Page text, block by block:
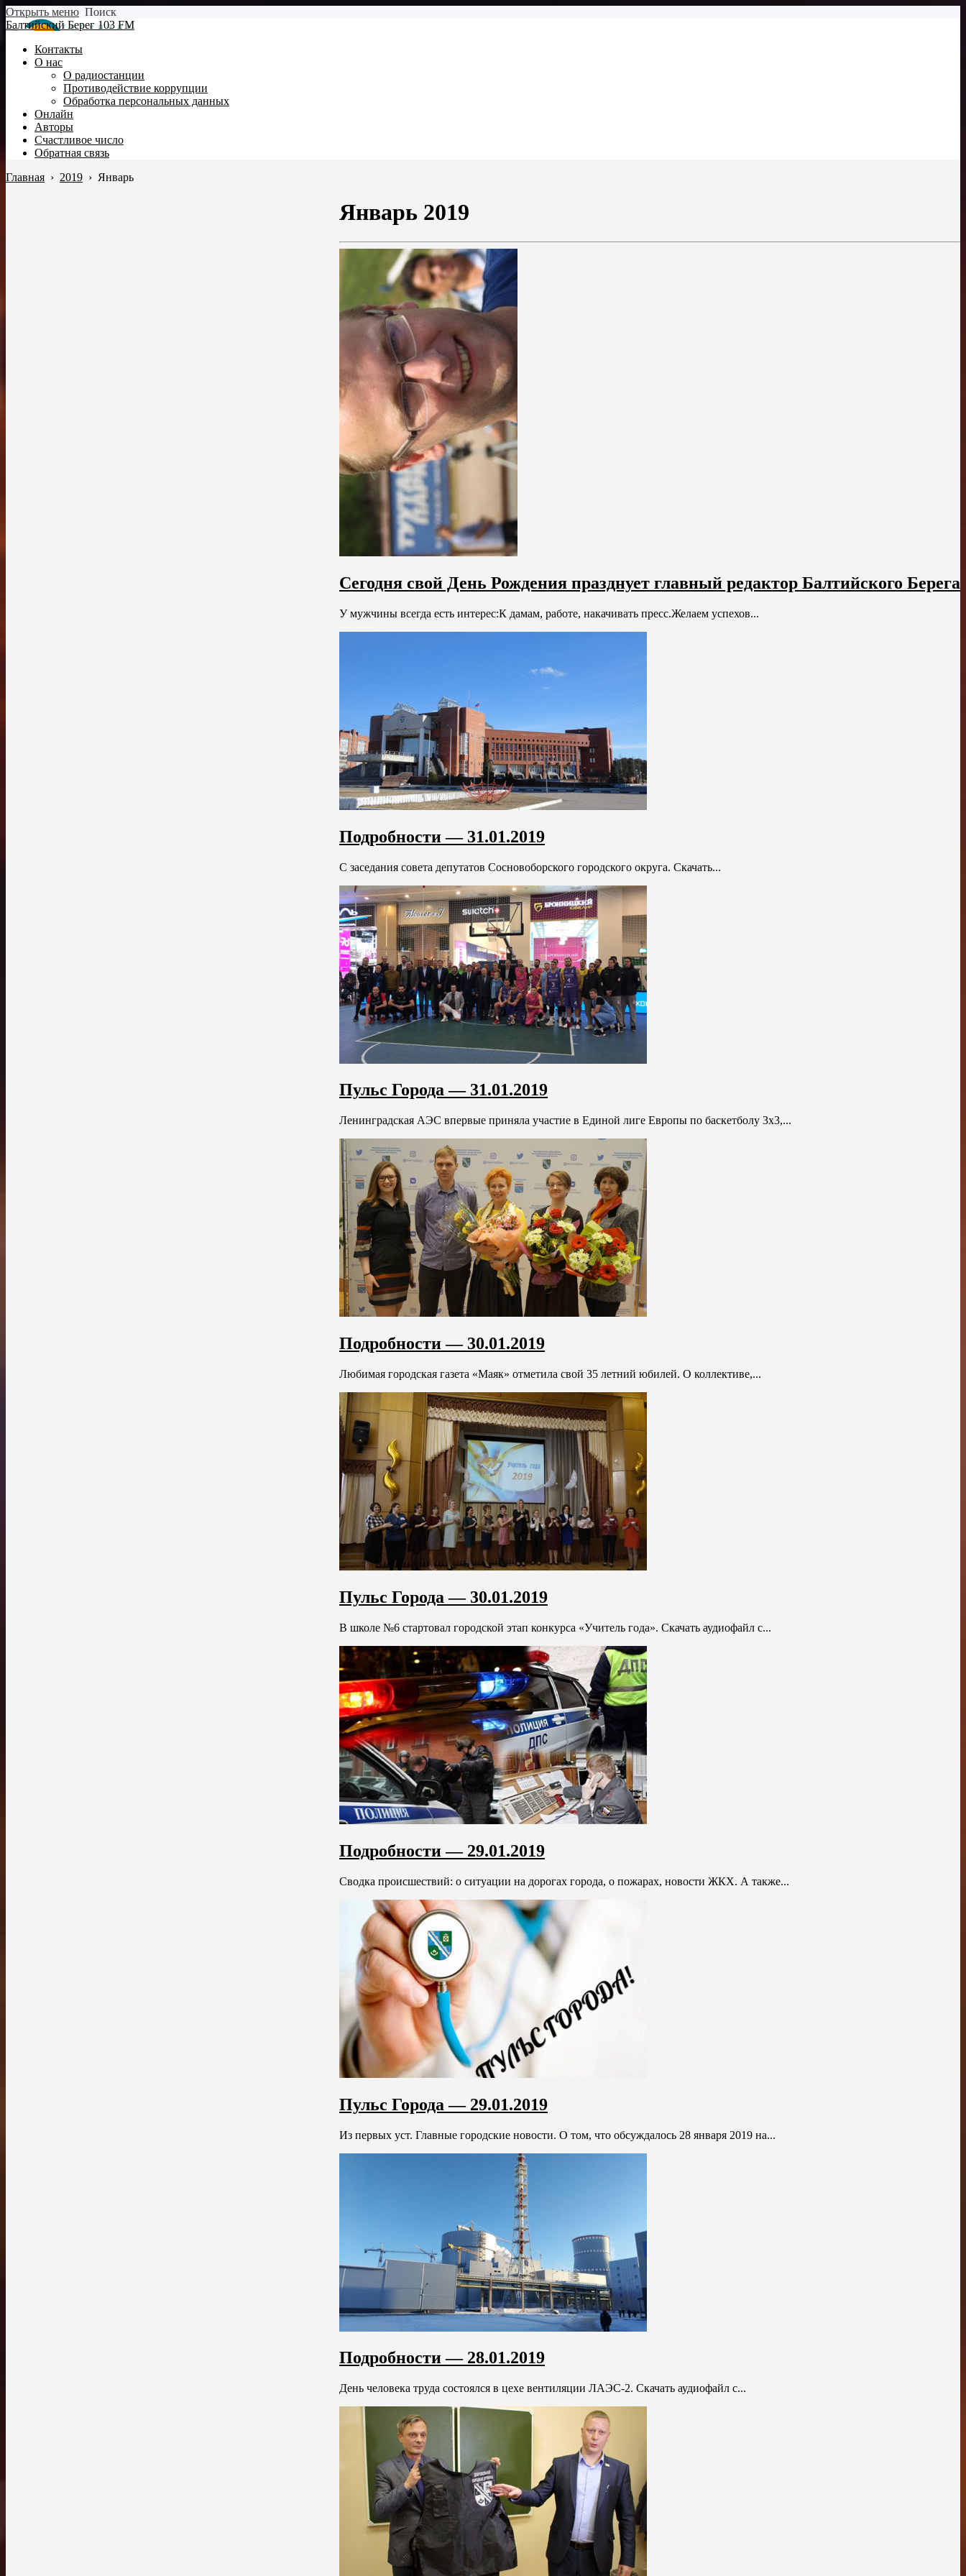
Открыть меню Поиск
Балтийский Берег 103 FM
Контакты
О нас
О радиостанции
Противодействие коррупции
Обработка персональных данных
Онлайн
Авторы
Счастливое число
Обратная связь
Главная › 2019 › Январь
Январь 2019
Сегодня свой День Рождения празднует главный редактор Балтийского Берега
У мужчины всегда есть интерес:К дамам, работе, накачивать пресс.Желаем успехов...
Подробности — 31.01.2019
С заседания совета депутатов Сосновоборского городского округа. Скачать...
Пульс Города — 31.01.2019
Ленинградская АЭС впервые приняла участие в Единой лиге Европы по баскетболу 3х3,...
Подробности — 30.01.2019
Любимая городская газета «Маяк» отметила свой 35 летний юбилей. О коллективе,...
Пульс Города — 30.01.2019
В школе №6 стартовал городской этап конкурса «Учитель года». Скачать аудиофайл с...
Подробности — 29.01.2019
Сводка происшествий: о ситуации на дорогах города, о пожарах, новости ЖКХ. А также...
Пульс Города — 29.01.2019
Из первых уст. Главные городские новости. О том, что обсуждалось 28 января 2019 на...
Подробности — 28.01.2019
День человека труда состоялся в цехе вентиляции ЛАЭС-2. Скачать аудиофайл с...